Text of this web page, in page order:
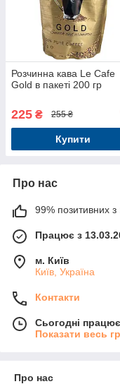
Розчинна кава Le Cafe
Gold в пакеті 200 гр
225 ₴ 255 ₴
Купити
Про нас
99% позитивних з
Працює з
м. Київ
Київ, Україна
Контакти
Сьогодні
Показати весь
Про нас